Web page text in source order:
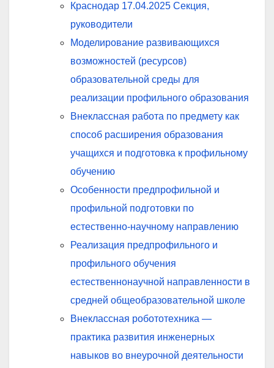
Краснодар 17.04.2025 Секция,
руководители
Моделирование развивающихся
возможностей (ресурсов)
образовательной среды для
реализации профильного образования
Внеклассная работа по предмету как
способ расширения образования
учащихся и подготовка к профильному
обучению
Особенности предпрофильной и
профильной подготовки по
естественно-научному направлению
Реализация предпрофильного и
профильного обучения
естественнонаучной направленности в
средней общеобразовательной школе
Внеклассная робототехника —
практика развития инженерных
навыков во внеурочной деятельности